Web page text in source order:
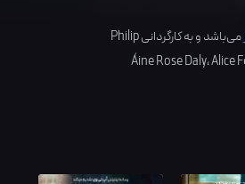
می‌باشد و به کارگردانیPhilip
Áine Rose Daly،Alice